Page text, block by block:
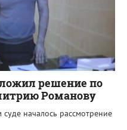
решение по
Романову
началось рассмотрение